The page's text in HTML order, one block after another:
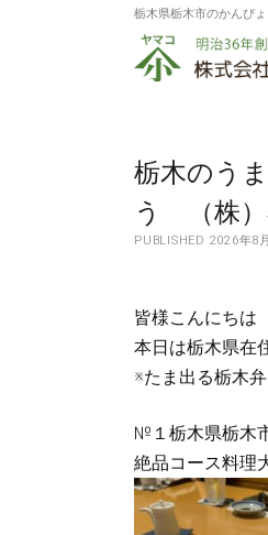
栃木県栃木市のかんぴ
株
社
小
野
商
店
栃木のう
う （株）
PUBLISHED 2026年8
皆様こんにちは
本日は栃木県在
※たま出る栃木
№１栃木県栃木
絶品コース料理